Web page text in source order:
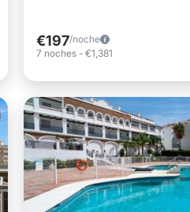
€197/noche
7 noches - €1,381